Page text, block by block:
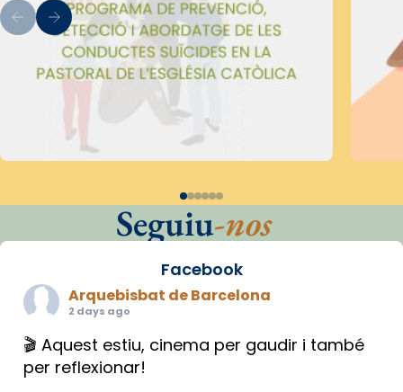
Seguiu-nos
Facebook
Arquebisbat de Barcelona
2 days ago
🎬 Aquest estiu, cinema per gaudir i també
per reflexionar!